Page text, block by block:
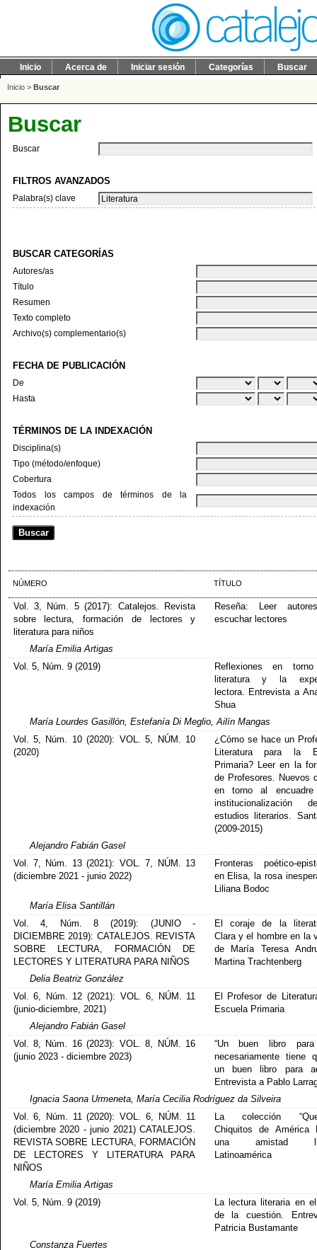
Inicio Acerca de Iniciar sesión Categorías Buscar
Inicio > Buscar
Buscar
Buscar
FILTROS AVANZADOS
Palabra(s) clave
BUSCAR CATEGORÍAS
Autores/as
Título
Resumen
Texto completo
Archivo(s) complementario(s)
FECHA DE PUBLICACIÓN
De
Hasta
TÉRMINOS DE LA INDEXACIÓN
Disciplina(s)
Tipo (método/enfoque)
Cobertura
Todos los campos de términos de la
indexación
NÚMERO TÍTULO
Vol. 3, Núm. 5 (2017): Catalejos. Revista
sobre lectura, formación de lectores y
literatura para niños
Reseña: Leer
escuchar lectores
María Emilia Artigas
Vol. 5, Núm. 9 (2019)
Reflexiones en
literatura y la
lectora. Entrevista a
Shua
María Lourdes Gasillón, Estefanía Di Meglio, Ailín Mangas
Vol. 5, Núm. 10 (2020): VOL. 5, NÚM. 10
(2020)
¿Cómo se hace un
Literatura para la
Primaria? Leer en la
de Profesores. Nuevos
en torno al
institucionalización
estudios literarios.
(2009-2015)
Alejandro Fabián Gasel
Vol. 7, Núm. 13 (2021): VOL. 7, NÚM. 13
(diciembre 2021 - junio 2022)
Fronteras poético-
en Elisa, la rosa
Liliana Bodoc
María Elisa Santillán
Vol. 4, Núm. 8 (2019): (JUNIO -
DICIEMBRE 2019): CATALEJOS. REVISTA
SOBRE LECTURA, FORMACIÓN DE
LECTORES Y LITERATURA PARA NIÑOS
El coraje de la
Clara y el hombre en la
de María Teresa
Martina Trachtenberg
Delia Beatriz González
Vol. 6, Núm. 12 (2021): VOL. 6, NÚM. 11
(junio-diciembre, 2021)
El Profesor de
Escuela Primaria
Alejandro Fabián Gasel
Vol. 8, Núm. 16 (2023): VOL. 8, NÚM. 16
(junio 2023 - diciembre 2023)
“Un buen libro
necesariamente tiene
un buen libro para
Entrevista a Pablo
Ignacia Saona Urmeneta, María Cecilia Rodríguez da Silveira
Vol. 6, Núm. 11 (2020): VOL. 6, NÚM. 11
(diciembre 2020 - junio 2021) CATALEJOS.
REVISTA SOBRE LECTURA, FORMACIÓN
DE LECTORES Y LITERATURA PARA
NIÑOS
La colección
Chiquitos de América
una amistad
Latinoamérica
María Emilia Artigas
Vol. 5, Núm. 9 (2019)
La lectura literaria en
de la cuestión.
Patricia Bustamante
Constanza Fuertes